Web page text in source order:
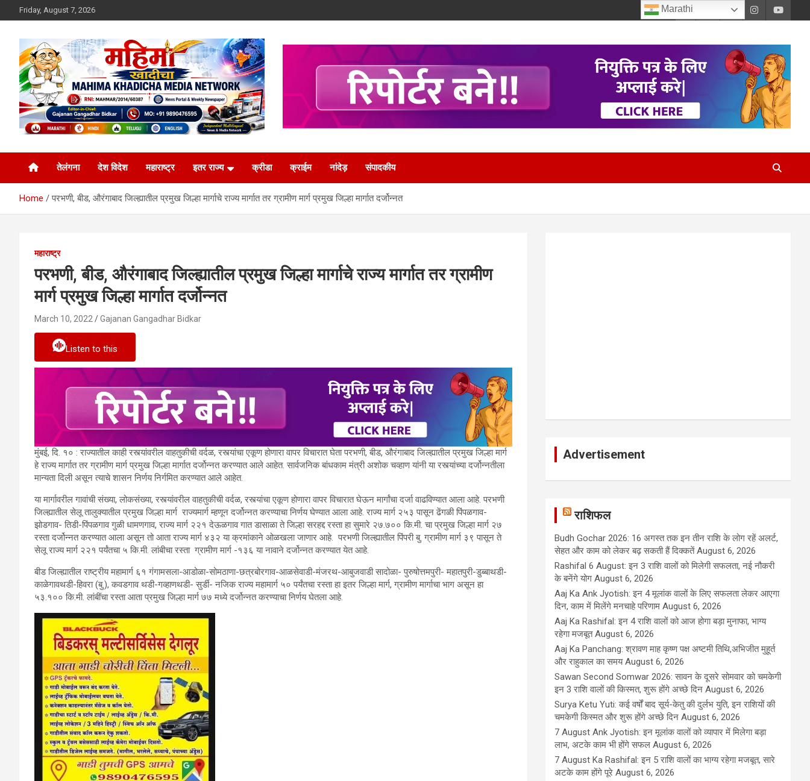
to
Friday, August 7, 2026
Mahimakhadicha
तेलंगना देश विदेश महाराष्ट्र इतर राज्य क्रीडा क्राईम नांदेड़ संपादकीय
Home परभणी, बीड, औरंगाबाद जिल्ह्यातील प्रमुख जिल्हा मार्गाचे राज्य मार्गात तर ग्रामीण मार्ग प्रमुख जिल्हा मार्गात दर्जोन्नत
महाराष्ट्र
परभणी, बीड, औरंगाबाद जिल्ह्यातील प्रमुख जिल्हा मार्गाचे राज्य मार्गात तर ग्रामीण
मार्ग प्रमुख जिल्हा मार्गात दर्जोन्नत
March 10, 2022 Gajanan Gangadhar Bidkar
Listen to this
मुंबई, दि. १० : राज्यातील काही रस्त्यांवरील वाहतुकीची वर्दळ, रस्त्यांचा एकूण होणारा वापर विचारात घेता परभणी, बीड, औरंगाबाद जिल्ह्यातील प्रमुख जिल्हा मार्ग
हे राज्य मार्गात तर ग्रामीण मार्ग प्रमुख जिल्हा मार्गात दर्जोन्नत करण्यात आले आहेत. सार्वजनिक बांधकाम मंत्री अशोक चव्हाण यांनी या रस्त्यांच्या दर्जोन्नतीला
मान्यता दिली असून त्याचे शासन निर्णय निर्गमित करण्यात आले आहेत.
या मार्गावरील गावांची संख्या, लोकसंख्या, रस्त्यांवरील वाहतुकीची वर्दळ, रस्त्यांचा एकूण होणारा वापर विचारात घेऊन मार्गांचा दर्जा वाढविण्यात आला आहे. परभणी
जिल्ह्यातील सेलू तालुक्यातील प्रमुख जिल्हा मार्ग राज्यमार्ग म्हणून दर्जोन्नत करण्याचा निर्णय घेण्यात आला आहे. राज्य मार्ग २५३ पासून ढेंगळी पिंपळगाव-
झोडगाव- तिडी-पिंपळगाव गुळी धामणगाव, राज्य मार्ग २२१ देऊळगाव गात डासाळा ते जिल्हा सरहद्द रस्ता हा सुमारे २७.७०० कि.मी. चा प्रमुख जिल्हा मार्ग २७
रस्ता दर्जोन्नत करण्यात आला असून तो आता राज्य मार्ग ४३२ या क्रमांकाने ओळखला जाणार आहे. परभणी जिल्ह्यातील पिंपरी बु. ग्रामीण मार्ग ३९ पासून ते
सेलू राज्य मार्ग २२१ पर्यंतचा ५ कि.मी. लांबीचा रस्ता ग्रामीण मार्ग -१३६ या नावाने दर्जोन्नत करण्यात येत आहे.
बीड जिल्ह्यातील राष्ट्रीय महामार्ग ६१ गंगामसला-आडोळा-सोमठाणा-छत्रबोरगाव-आळसेवाडी-मंजरथ-आबुजवाडी सादोळा- पुरुषोत्तमपुरी- महातपुरी-डुब्बाथडी-
काळेगावथडी-हिवरा (बु.), कवडगाव थडी-गव्हाणथडी- सुर्डी- नजिक राज्य महामार्ग ५० पर्यंतचा रस्ता हा इतर जिल्हा मार्ग, ग्रामीण मार्गाचा भाग असून हा
५३.१०० कि.मी. लांबींचा रस्ता आता प्रमुख जिल्हा मार्ग ७७ मध्ये दर्जोन्नत करण्याचा निर्णय घेतला आहे.
Advertisement
राशिफल
Budh Gochar 2026: 16 अगस्त तक इन तीन राशि के लोग रहें अलर्ट,
सेहत और काम को लेकर बढ़ सकती हैं दिक्कतें August 6, 2026
Rashifal 6 August: इन 3 राशि वालों को मिलेगी सफलता, नई नौकरी
के बनेंगे योग August 6, 2026
Aaj Ka Ank Jyotish: इन 4 मूलांक वालों के लिए सफलता लेकर आएगा
दिन, काम में मिलेंगे मनचाहे परिणाम August 6, 2026
Aaj Ka Rashifal: इन 4 राशि वालों को आज होगा बड़ा मुनाफा, भाग्य
रहेगा मजबूत August 6, 2026
Aaj Ka Panchang: श्रावण माह कृष्ण पक्ष अष्टमी तिथि,अभिजीत मुहूर्त
और राहुकाल का समय August 6, 2026
Sawan Second Somwar 2026: सावन के दूसरे सोमवार को चमकेगी
इन 3 राशि वालों की किस्मत, शुरू होंगे अच्छे दिन August 6, 2026
Surya Ketu Yuti: कई वर्षों बाद सूर्य-केतु की दुर्लभ युति, इन राशियों की
चमकेगी किस्मत और शुरू होंगे अच्छे दिन August 6, 2026
7 August Ank Jyotish: इन मूलांक वालों को व्यापार में मिलेगा बड़ा
लाभ, अटके काम भी होंगे सफल August 6, 2026
7 August Ka Rashifal: इन 5 राशि वालों का भाग्य रहेगा मजबूत, सारे
अटके काम होंगे पूरे August 6, 2026
Marathi